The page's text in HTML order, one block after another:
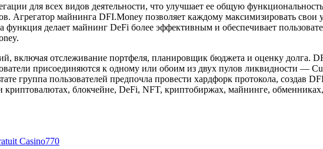
для всех видов деятельности, что улучшает ее общую
Агрегатор майнинга DFI.Money позволяет каждому максимизировать свои
функция делает майнинг DeFi более эффективным и обеспечивает
включая отслеживание портфеля, планировщик бюджета и оценку долга.
присоединяются к одному или обоим из двух пулов ликвидности —
группа пользователей предпочла провести хардфорк протокола,
блокчейне, DeFi, NFT, криптобиржах, майнинге,
Casino770